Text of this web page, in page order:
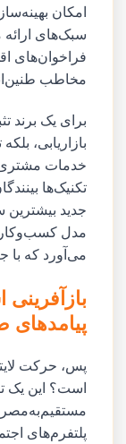
امکان
سبک‌های
فراخوان‌های
مخاطب
برای یک برند
بازاریابی،
خدمات مشتری
تکنیک‌ها
جدید بیشترین
مدل
می‌آورد که با
پس، حرکت
است؟ این یک
پلتفرم‌های